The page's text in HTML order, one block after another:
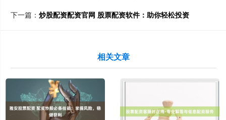
下一篇： 炒股配资配资官网 股票配资软件：助你轻松投资
相关文章